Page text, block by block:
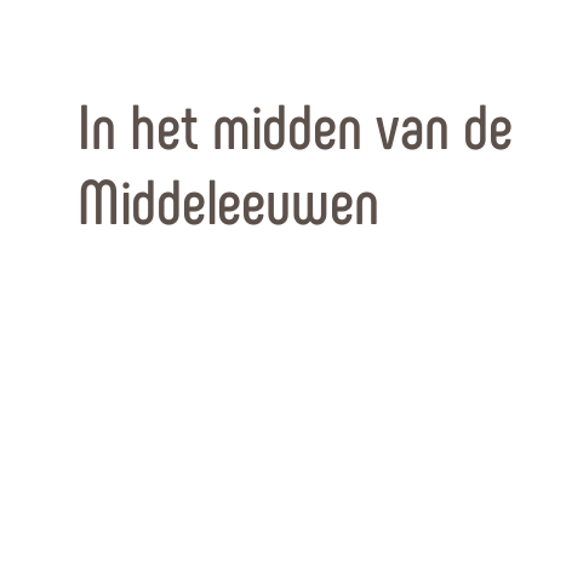
In het midden van de
Middeleeuwen